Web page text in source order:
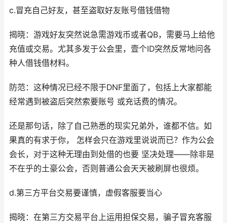
c.冒充自己好友，甚至盗取好友账号借钱借物
揭晓：游戏好友突然说急需游戏币或者QB，需要马上给他
充值或交易。尤其多发于公会里，壹个ID突然反常地问各
种人借钱借材料。
防范：这种情况已经不限于DNF里面了，包括上大家都能
经常遇到被盗后突然索要账号 或充话费的情况。
还是那句话，除了自己熟悉的现实兄弟外，谁都不信。如
果真的有求于你， 怎样会只在游戏里说说而已？作为公会
会长，对于这种无理由到处借的也要 坚决处理——除非是
不在乎的土豪公会，否则普通公会天天被刷屏也很烦。
d.第三方平台交易要谨慎，虚假客服要当心
揭晓：在第三方交易平台上运用担保交易，骗子冒充客服